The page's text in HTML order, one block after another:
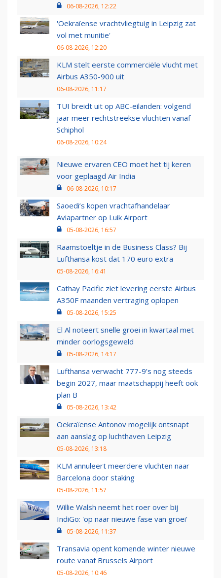
06-08-2026, 12:22
'Oekraïense vrachtvliegtuig in Leipzig zat
vol met munitie'
06-08-2026, 12:20
KLM stelt eerste commerciële vlucht met
Airbus A350-900 uit
06-08-2026, 11:17
TUI breidt uit op ABC-eilanden: volgend
jaar meer rechtstreekse vluchten vanaf
Schiphol
06-08-2026, 10:24
Nieuwe ervaren CEO moet het tij keren
voor geplaagd Air India
06-08-2026, 10:17
Saoedi’s kopen vrachtafhandelaar
Aviapartner op Luik Airport
05-08-2026, 16:57
Raamstoeltje in de Business Class? Bij
Lufthansa kost dat 170 euro extra
05-08-2026, 16:41
Cathay Pacific ziet levering eerste Airbus
A350F maanden vertraging oplopen
05-08-2026, 15:25
El Al noteert snelle groei in kwartaal met
minder oorlogsgeweld
05-08-2026, 14:17
Lufthansa verwacht 777-9’s nog steeds
begin 2027, maar maatschappij heeft ook
plan B
05-08-2026, 13:42
Oekraïense Antonov mogelijk ontsnapt
aan aanslag op luchthaven Leipzig
05-08-2026, 13:18
KLM annuleert meerdere vluchten naar
Barcelona door staking
05-08-2026, 11:57
Willie Walsh neemt het roer over bij
IndiGo: 'op naar nieuwe fase van groei'
05-08-2026, 11:37
Transavia opent komende winter nieuwe
route vanaf Brussels Airport
05-08-2026, 10:46